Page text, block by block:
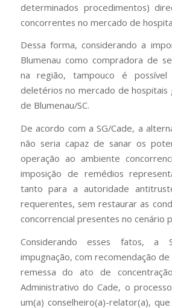
determinados procedimentos)
concorrentes no mercado de
Dessa forma, considerando a
Blumenau como compradora de
na região, tampouco é possível
deletérios no mercado de hospitais
de Blumenau/SC.
De acordo com a SG/Cade, a
não seria capaz de sanar os
operação ao ambiente
imposição de remédios
tanto para a autoridade
requerentes, sem restaurar as
concorrencial presentes no cenário
Considerando esses fatos, a
impugnação, com recomendação
remessa do ato de
Administrativo do Cade, o
um(a) conselheiro(a)-relator(a),